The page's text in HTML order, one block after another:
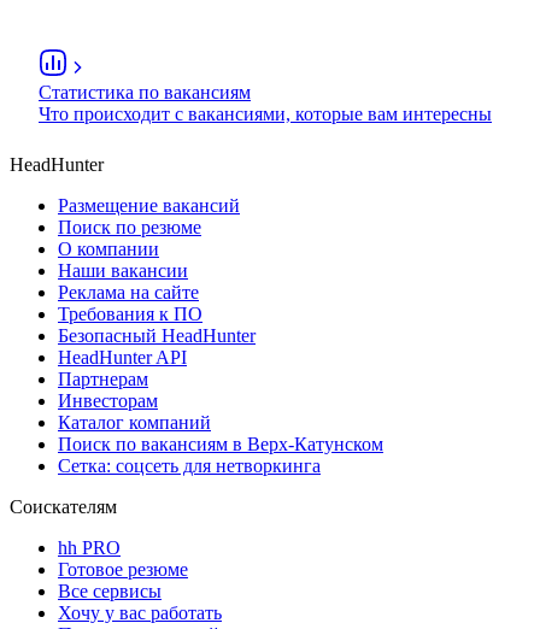
Статистика по вакансиям
Что происходит с вакансиями, которые вам интересны
HeadHunter
Размещение вакансий
Поиск по резюме
О компании
Наши вакансии
Реклама на сайте
Требования к ПО
Безопасный HeadHunter
HeadHunter API
Партнерам
Инвесторам
Каталог компаний
Поиск по вакансиям в Верх-Катунском
Сетка: соцсеть для нетворкинга
Соискателям
hh PRO
Готовое резюме
Все сервисы
Хочу у вас работать